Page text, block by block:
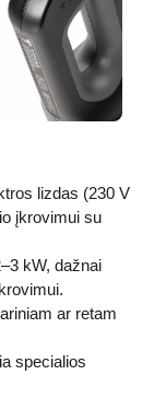
lizdas (230 V
įkrovimui su
kW, dažnai
ar retam
specialios